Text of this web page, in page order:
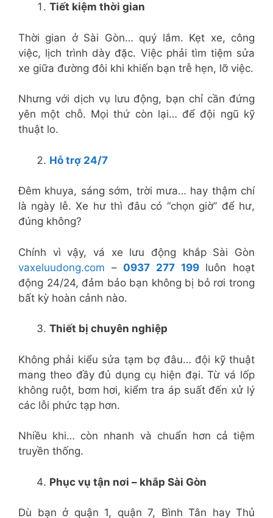
Tiết kiệm thời gian
Thời gian ở Sài Gòn… quý lắm. Kẹt xe, công
việc, lịch trình dày đặc. Việc phải tìm tiệm sửa
xe giữa đường đôi khi khiến bạn trễ hẹn, lỡ việc.
Nhưng với dịch vụ lưu động, bạn chỉ cần đứng
yên một chỗ. Mọi thứ còn lại… để đội ngũ kỹ
thuật lo.
Hỗ trợ 24/7
Đêm khuya, sáng sớm, trời mưa… hay thậm chí
là ngày lễ. Xe hư thì đâu có “chọn giờ” để hư,
đúng không?
Chính vì vậy, vá xe lưu động khắp Sài Gòn
vaxeluudong.com –0937 277 199luôn hoạt
động 24/24, đảm bảo bạn không bị bỏ rơi trong
bất kỳ hoàn cảnh nào.
Thiết bị chuyên nghiệp
Không phải kiểu sửa tạm bợ đâu… đội kỹ thuật
mang theo đầy đủ dụng cụ hiện đại. Từ vá lốp
không ruột, bơm hơi, kiểm tra áp suất đến xử lý
các lỗi phức tạp hơn.
Nhiều khi… còn nhanh và chuẩn hơn cả tiệm
truyền thống.
Phục vụ tận nơi – khắp Sài Gòn
Dù bạn ở quận 1, quận 7, Bình Tân hay Thủ